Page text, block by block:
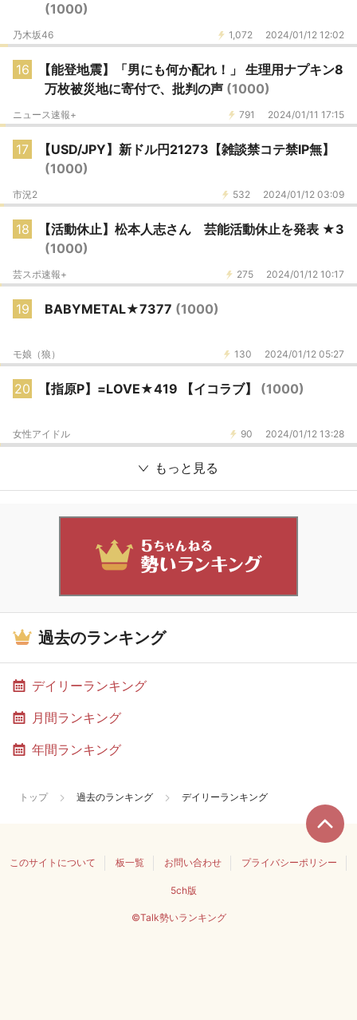
(1000)
1,072 2024/01/12 12:02
乃木坂46
16
【能登地震】「男にも何か配れ！」 生理用ナプキン8
万枚被災地に寄付で、批判の声 (1000)
791 2024/01/11 17:15
ニュース速報+
17
【USD/JPY】新ドル円21273【雑談禁コテ禁IP無】
(1000)
532 2024/01/12 03:09
市況2
18
【活動休止】松本人志さん 芸能活動休止を発表 ★3
(1000)
275 2024/01/12 10:17
芸スポ速報+
19 BABYMETAL★7377 (1000)
130 2024/01/12 05:27
モ娘（狼）
20 【指原P】=LOVE★419 【イコラブ】 (1000)
90 2024/01/12 13:28
女性アイドル
もっと見る
過去のランキング
デイリーランキング
月間ランキング
年間ランキング
トップ 過去のランキング デイリーランキング
このサイトについて 板一覧 お問い合わせ プライバシーポリシー
5ch版
©Talk勢いランキング